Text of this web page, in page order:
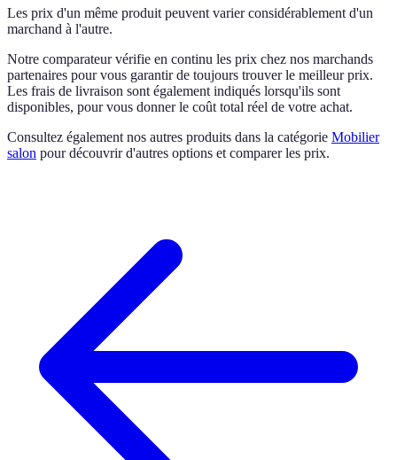
Les prix d'un même produit peuvent varier considérablement d'un
marchand à l'autre.
Notre comparateur vérifie en continu les prix chez nos marchands
partenaires pour vous garantir de toujours trouver le meilleur prix.
Les frais de livraison sont également indiqués lorsqu'ils sont
disponibles, pour vous donner le coût total réel de votre achat.
Consultez également nos autres produits dans la catégorie Mobilier
salon pour découvrir d'autres options et comparer les prix.